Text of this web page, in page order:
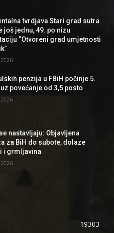
tvrdjava Stari grad sutra
još jednu, 49. po nizu
“Otvoreni grad umjetnosti
penzija u FBiH počinje 5.
povećanje od 3,5 posto
nastavljaju: Objavljena
za BiH do subote, dolaze
i grmljavina
19303